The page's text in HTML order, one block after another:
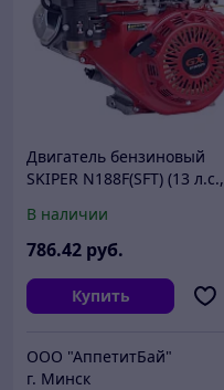
Двигатель бензиновый
SKIPER N188F(SFT) (13 л.с.,
диам. 25мм х40мм)
В наличии
786.42 руб.
Купить
ООО "АппетитБай"
г. Минск